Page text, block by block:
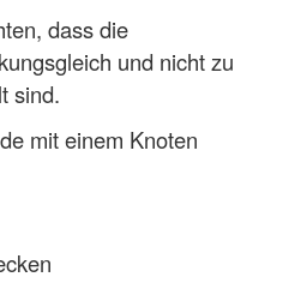
dass die
und nicht zu
sind.
mit einem Knoten